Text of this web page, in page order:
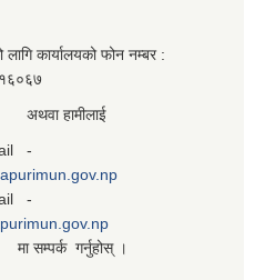
कार्यालयको फोन नम्बर :
-
-
गर्नुहोस् ।